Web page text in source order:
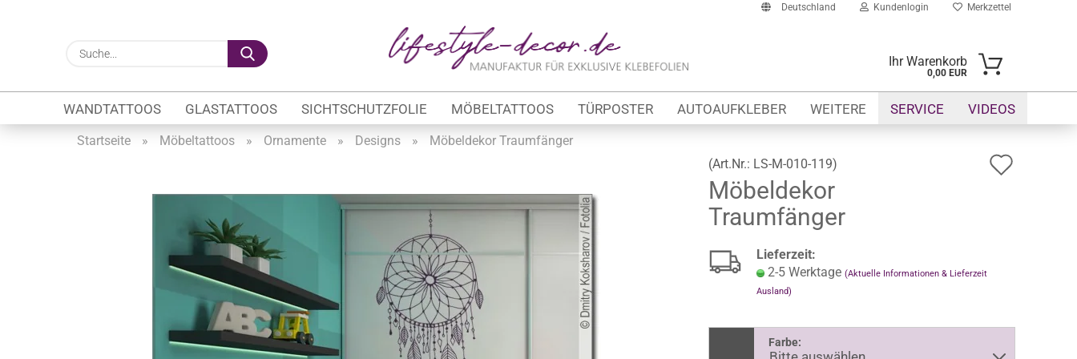
Deutschland
Lieferland
Kundenlogin
E-Mail
Passwort
Konto erstellen
Merkzettel
Suche...
Ihr Warenkorb
0,00 EUR
WANDTATTOOS GLASTATTOOS SICHTSCHUTZFOLIE MÖBELTATTOOS TÜRPOSTER AUTOAUFKLEBER SERVICE VIDEOS
WEITERE
Firmenlogo
Fahrzeugwerbung
Schaufensterbeschriftung
Öffnungszeiten
Sichtschutzfolien Gewerbe
Glasbeschriftung
Glasmotive
Durchlaufschutz
Startseite » Möbeltattoos » Ornamente » Designs »
Möbeldekor Traumfänger
(Art.Nr.: LS-M-010-119)
Möbeldekor
Traumfänger
Lieferzeit:
2-5 Werktage (Aktuelle Informationen & Lieferzeit
Ausland)
Farbe: